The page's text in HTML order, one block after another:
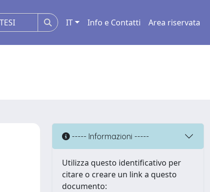
IT Info e Contatti Area riservata
----- Informazioni -----
Utilizza questo identificativo per
citare o creare un link a questo
documento: